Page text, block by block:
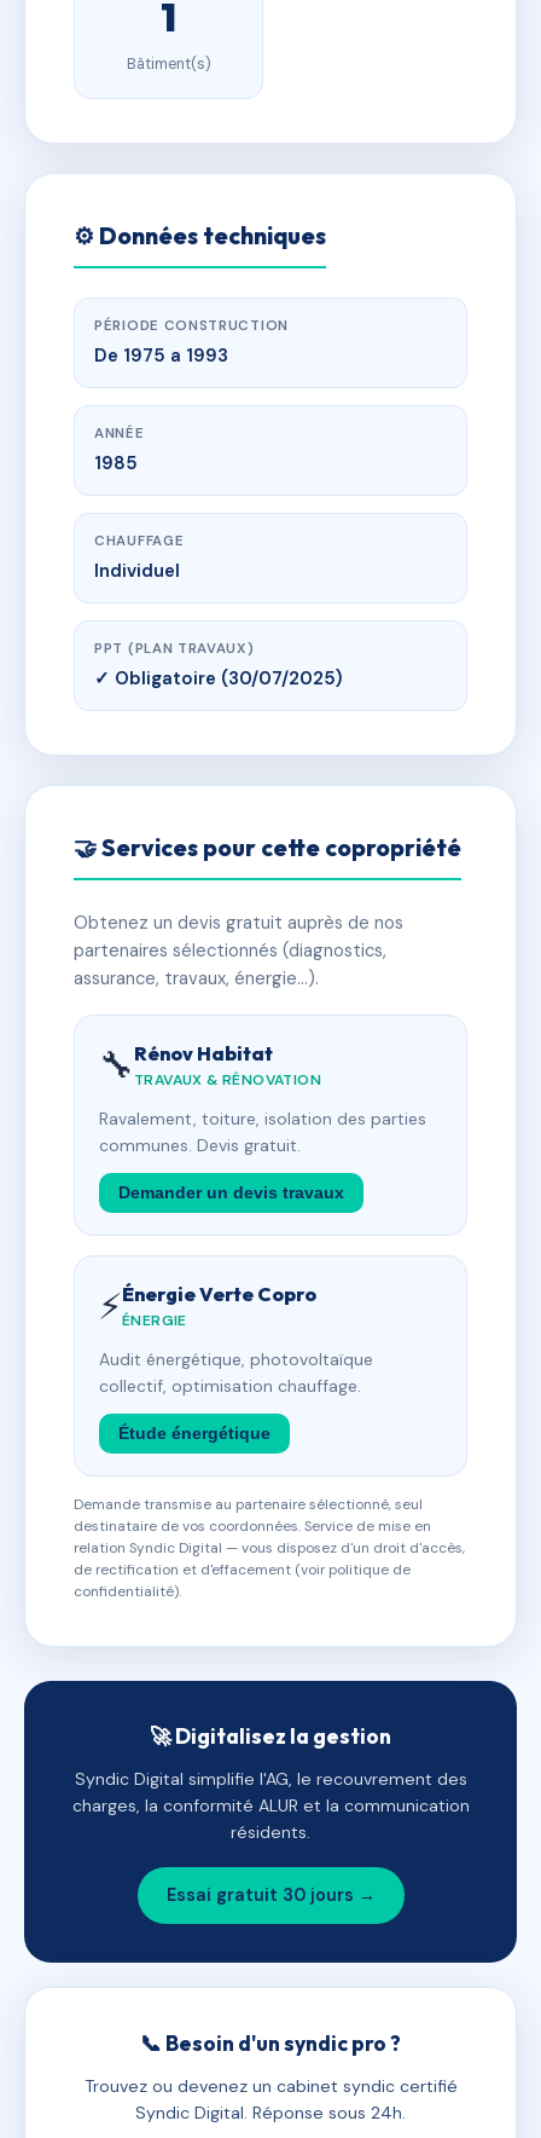
1
Bâtiment(s)
⚙️ Données techniques
PÉRIODE CONSTRUCTION
De 1975 a 1993
ANNÉE
1985
CHAUFFAGE
Individuel
PPT (PLAN TRAVAUX)
✓ Obligatoire (30/07/2025)
🤝 Services pour cette copropriété
Obtenez un devis gratuit auprès de nos
partenaires sélectionnés (diagnostics,
assurance, travaux, énergie…).
🔧 Rénov Habitat
TRAVAUX & RÉNOVATION
Ravalement, toiture, isolation des parties
communes. Devis gratuit.
Demander un devis travaux
⚡Énergie Verte Copro
ÉNERGIE
Audit énergétique, photovoltaïque
collectif, optimisation chauffage.
Étude énergétique
Demande transmise au partenaire sélectionné, seul
destinataire de vos coordonnées. Service de mise en
relation Syndic Digital — vous disposez d'un droit d'accès,
de rectification et d'effacement (voir politique de
confidentialité).
🚀 Digitalisez la gestion
Syndic Digital simplifie l'AG, le recouvrement des
charges, la conformité ALUR et la communication
résidents.
Essai gratuit 30 jours →
📞 Besoin d'un syndic pro ?
Trouvez ou devenez un cabinet syndic certifié
Syndic Digital. Réponse sous 24h.